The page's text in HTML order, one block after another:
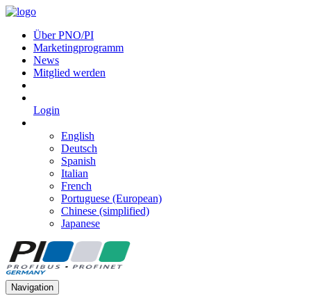
Über PNO/PI
Marketingprogramm
News
Mitglied werden
Login
English
Deutsch
Spanish
Italian
French
Portuguese (European)
Chinese (simplified)
Japanese
Navigation